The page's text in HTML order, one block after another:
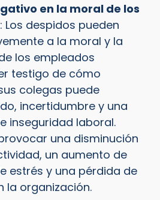
en la moral de los
: Los despidos pueden
a la moral y la
los empleados
testigo de cómo
colegas puede
incertidumbre y una
inseguridad laboral.
una disminución
un aumento de
estrés y una pérdida de
la organización.